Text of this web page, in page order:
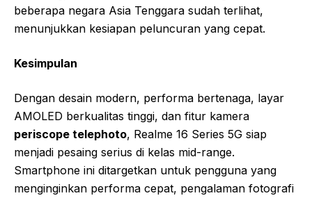
beberapa negara Asia Tenggara sudah terlihat,
menunjukkan kesiapan peluncuran yang cepat.
Kesimpulan
Dengan desain modern, performa bertenaga, layar
AMOLED berkualitas tinggi, dan fitur kamera
periscope telephoto, Realme 16 Series 5G siap
menjadi pesaing serius di kelas mid-range.
Smartphone ini ditargetkan untuk pengguna yang
menginginkan performa cepat, pengalaman fotografi